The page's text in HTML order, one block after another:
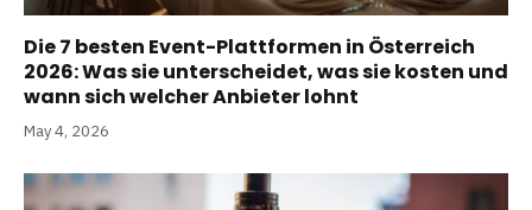
Die 7 besten Event-Plattformen in Österreich
2026: Was sie unterscheidet, was sie kosten und
wann sich welcher Anbieter lohnt
May 4, 2026